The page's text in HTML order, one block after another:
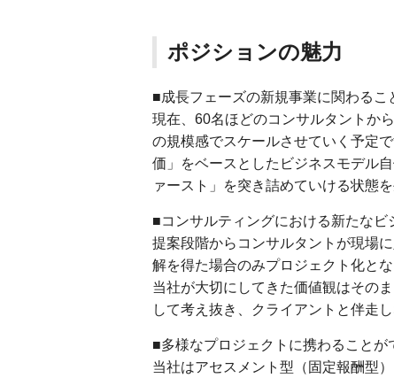
ポジションの魅力
■成長フェーズの新規事業に関わるこ
現在、60名ほどのコンサルタントか
の規模感でスケールさせていく予定
価」をベースとしたビジネスモデル
ァースト」を突き詰めていける状態
■コンサルティングにおける新たな
提案段階からコンサルタントが現場
解を得た場合のみプロジェクト化とな
当社が大切にしてきた価値観はその
して考え抜き、クライアントと伴走
■多様なプロジェクトに携わることが
当社はアセスメント型（固定報酬型